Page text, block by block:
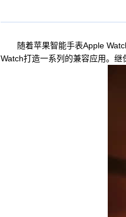
随着苹果智能手表Apple Watch
Watch打造一系列的兼容应用。继